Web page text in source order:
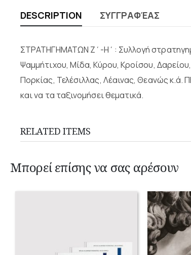
DESCRIPTION ΣΥΓΓΡΑΦΈΑΣ
ΣΤΡΑΤΗΓΗΜΑΤΩΝ Ζ΄-Η΄: Συλλογή
Ψαμμήτιχου, Μίδα, Κύρου, Κροίσου,
Πορκίας, Τελέσιλλας, Λέαινας, Θεανώς
και να τα ταξινομήσει θεματικά.
RELATED ITEMS
Μπορεί επίσης να σας αρέσουν